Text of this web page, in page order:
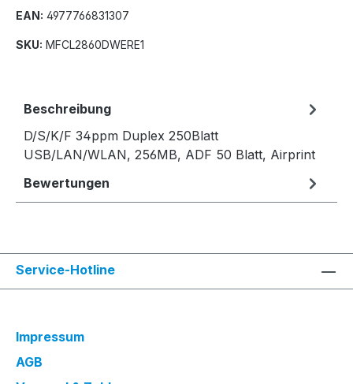
EAN: 4977766831307
SKU: MFCL2860DWERE1
Beschreibung
D/S/K/F 34ppm Duplex 250Blatt
USB/LAN/WLAN, 256MB, ADF 50 Blatt, Airprint
Bewertungen
Service-Hotline
Impressum
AGB